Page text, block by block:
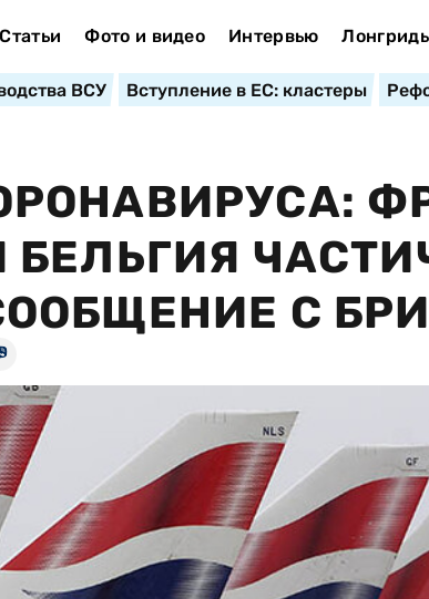
Статьи Фото и видео Интервью
ВСУ Вступление в ЕС: кластеры
С